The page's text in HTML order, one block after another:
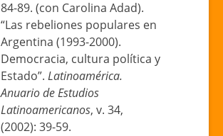
84-89. (con Carolina Adad).
“Las rebeliones populares en
Argentina (1993-2000).
Democracia, cultura política y
Estado”. Latinoamérica.
Anuario de Estudios
Latinoamericanos, v. 34,
(2002): 39-59.